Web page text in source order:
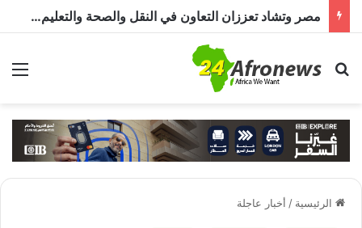
مصر وتشاد تعززان التعاون في النقل والصحة والتعليم والاستثمار خلال الدورة الرابعة للجنة المشتركة
بحث عن
الرئيسية / أخبار عاجلة